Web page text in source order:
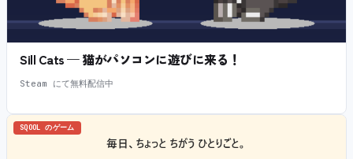
Sill Cats — 猫がパソコンに遊びに来る！
Steam にて無料配信中
SQOOL のゲーム